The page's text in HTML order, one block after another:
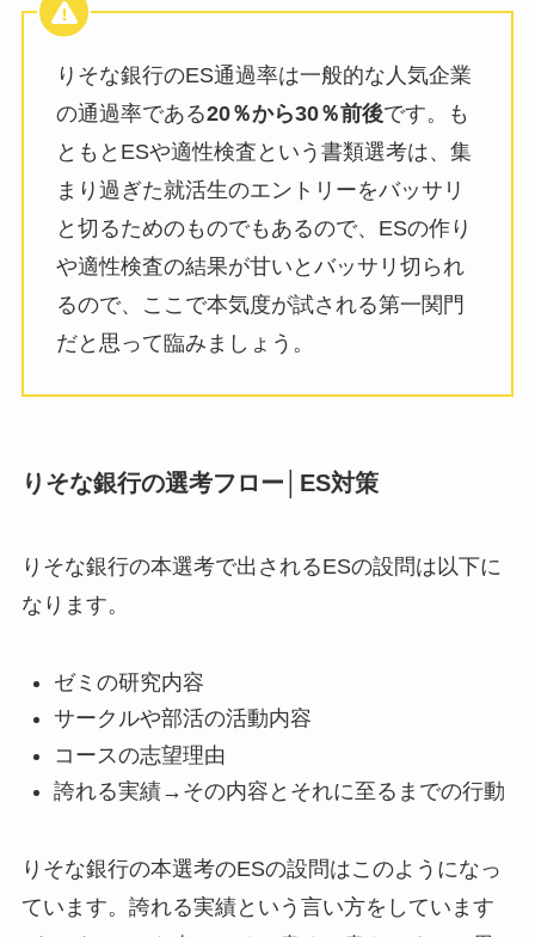
りそな銀行のES通過率は一般的な人気企業
の通過率である20％から30％前後です。も
ともとESや適性検査という書類選考は、集
まり過ぎた就活生のエントリーをバッサリ
と切るためのものでもあるので、ESの作り
や適性検査の結果が甘いとバッサリ切られ
るので、ここで本気度が試される第一関門
だと思って臨みましょう。
りそな銀行の選考フロー│ES対策
りそな銀行の本選考で出されるESの設問は以下に
なります。
ゼミの研究内容
サークルや部活の活動内容
コースの志望理由
誇れる実績→その内容とそれに至るまでの行動
りそな銀行の本選考のESの設問はこのようになっ
ています。誇れる実績という言い方をしています